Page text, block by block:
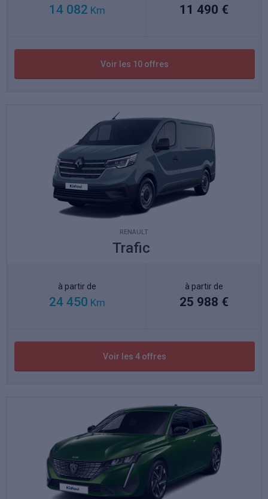
14 082 Km 11 490 €
Voir les 10 offres
RENAULT
Trafic
à partir de
24 450 Km
à partir de
25 988 €
Voir les 4 offres